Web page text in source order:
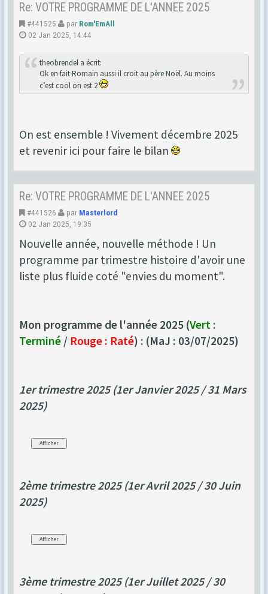
Re: VOTRE PROGRAMME DE L'ANNEE 2025
#441525 par Rom'EmAll
02 Jan 2025, 14:44
theobrendel a écrit:
Ok en fait Romain aussi il croit au père Noël. Au moins
c’est cool on est 2
On est ensemble ! Vivement décembre 2025
et revenir ici pour faire le bilan
Re: VOTRE PROGRAMME DE L'ANNEE 2025
#441526 par Masterlord
02 Jan 2025, 19:35
Nouvelle année, nouvelle méthode ! Un
programme par trimestre histoire d'avoir une
liste plus fluide coté "envies du moment".
Mon programme de l'année 2025 (Vert :
Terminé / Rouge : Raté) : (MaJ : 03/07/2025)
1er trimestre 2025 (1er Janvier 2025 / 31 Mars
2025)
2ème trimestre 2025 (1er Avril 2025 / 30 Juin
2025)
3ème trimestre 2025 (1er Juillet 2025 / 30